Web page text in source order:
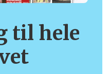
til hele